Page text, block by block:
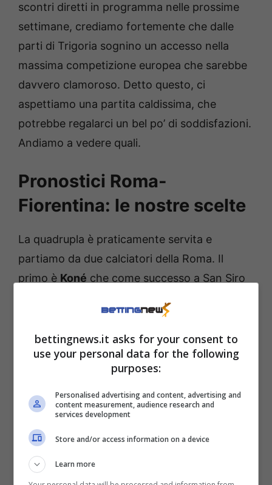
scontri diretti in programma nelle prossime
settimane, crediamo fortemente che dalle
parti di Trigoria sognino un accesso nella
massima competizione europea che sarebbe
davvero clamoroso. Detto questo, ci
aspettiamo una partita caldissima, che
potrebbe regalarci un bel po’ di soddisfazioni.
Andiamo a vedere quali.
Pronostici Roma-
Fiorentina: le nostre scelte
La quadrupla è praticamente servita e
partiamo da due calciatori della Roma. Il
primo è Koné che come successo a San Siro
compiti molto difensivi. Ma non solo, ovvio,
ha pure la possibilità di andare ad attaccare
l’area di rigore avversaria ma il primo pensiero
è fare da schermo davanti alla difesa. Un
giallo, o almeno due falli, sono all’ordine del
giorno. Così come ce li aspettiamo da
Mancini, che se la dovrà vedere con Moise
Kean tornato in Spagna e che domenica
pomeriggio sarà titolare.
bettingnews.it asks for your consent to
use your personal data for the following
purposes:
Personalised advertising and content, advertising and
content measurement, audience research and
services development
Store and/or access information on a device
Learn more